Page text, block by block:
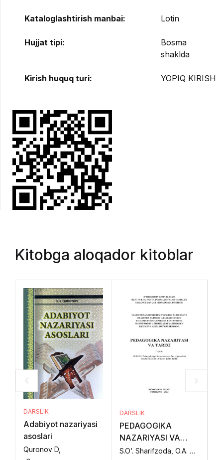
Kataloglashtirish manbai: Lotin
Hujjat tipi:
Bosma
shaklda
Kirish huquq turi: YOPIQ KIRISH
Kitobga aloqador kitoblar
DARSLIK
Adabiyot nazariyasi
asoslari
Quronov D,
DARSLIK
PEDAGOGIKA
NAZARIYASI VA
TARIXI (I-qism)
S.O‘. Sharifzoda, O.A. Otajonov, N.R. Kutlimurotova, A.A. Matmurotov, A.D. Raximova.,